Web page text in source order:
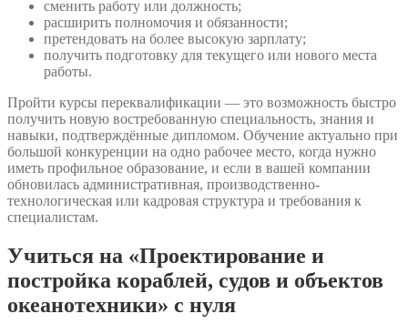
сменить работу или должность;
расширить полномочия и обязанности;
претендовать на более высокую зарплату;
получить подготовку для текущего или нового места
работы.
Пройти курсы переквалификации — это возможность быстро
получить новую востребованную специальность, знания и
навыки, подтверждённые дипломом. Обучение актуально при
большой конкуренции на одно рабочее место, когда нужно
иметь профильное образование, и если в вашей компании
обновилась административная, производственно-
технологическая или кадровая структура и требования к
специалистам.
Учиться на «Проектирование и
постройка кораблей, судов и объектов
океанотехники» с нуля